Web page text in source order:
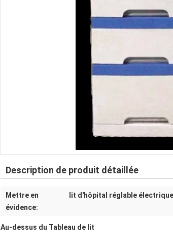
Description de produit détaillée
Mettre en
évidence:
lit d'hôpital réglable électrique
Au-dessus du Tableau de lit